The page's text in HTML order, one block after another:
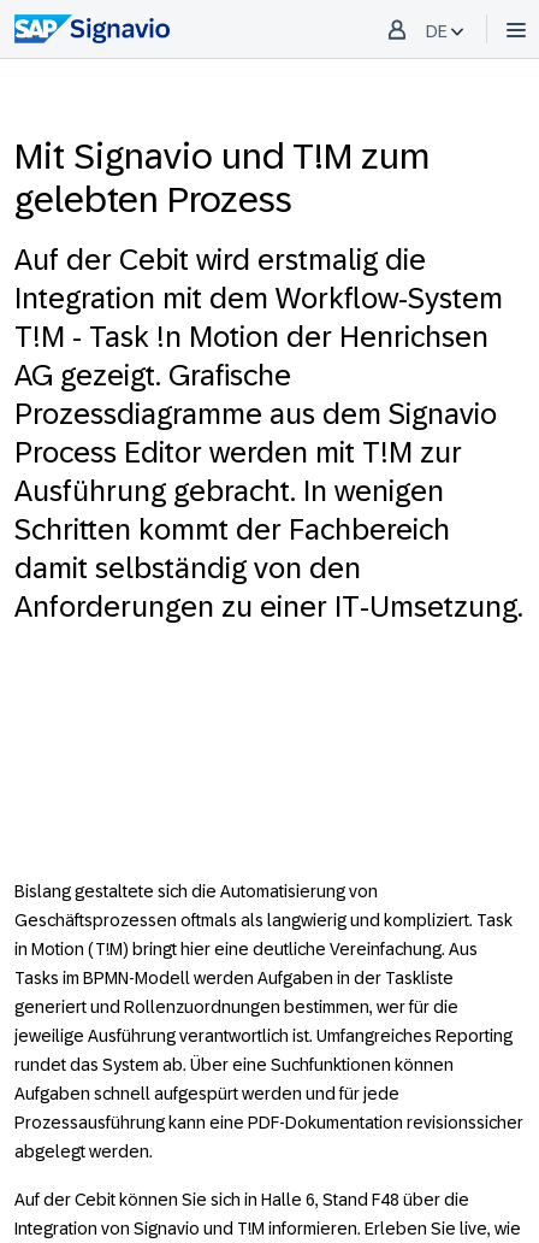
DE
Mit Signavio und T!M zum
gelebten Prozess
Auf der Cebit wird erstmalig die
Integration mit dem Workflow-System
T!M - Task !n Motion der Henrichsen
AG gezeigt. Grafische
Prozessdiagramme aus dem Signavio
Process Editor werden mit T!M zur
Ausführung gebracht. In wenigen
Schritten kommt der Fachbereich
damit selbständig von den
Anforderungen zu einer IT-Umsetzung.
Bislang gestaltete sich die Automatisierung von
Geschäftsprozessen oftmals als langwierig und kompliziert. Task
in Motion (T!M) bringt hier eine deutliche Vereinfachung. Aus
Tasks im BPMN-Modell werden Aufgaben in der Taskliste
generiert und Rollenzuordnungen bestimmen, wer für die
jeweilige Ausführung verantwortlich ist. Umfangreiches Reporting
rundet das System ab. Über eine Suchfunktionen können
Aufgaben schnell aufgespürt werden und für jede
Prozessausführung kann eine PDF-Dokumentation revisionssicher
abgelegt werden.
Auf der Cebit können Sie sich in Halle 6, Stand F48 über die
Integration von Signavio und T!M informieren. Erleben Sie live, wie